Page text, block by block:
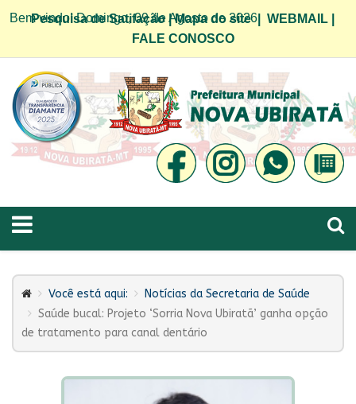
Bem vindo! Domingo, 09 de Agosto de 2026
Pesquisa de Satifação|Mapa do site| WEBMAIL
FALE CONOSCO
Você está aqui:
Notícias da Secretaria de Saúde
Saúde bucal: Projeto ‘Sorria Nova Ubiratã’ ganha opção
de tratamento para canal dentário